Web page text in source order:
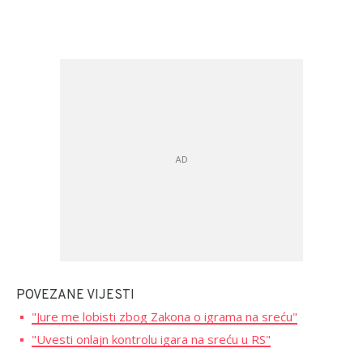
POVEZANE VIJESTI
"Jure me lobisti zbog Zakona o igrama na sreću"
"Uvesti onlajn kontrolu igara na sreću u RS"